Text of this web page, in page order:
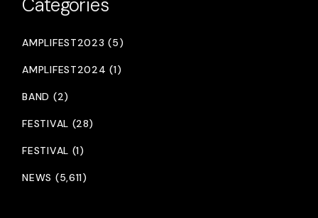
Categories
AMPLIFEST2023 (5)
AMPLIFEST2024 (1)
BAND (2)
FESTIVAL (28)
FESTIVAL (1)
NEWS (5,611)